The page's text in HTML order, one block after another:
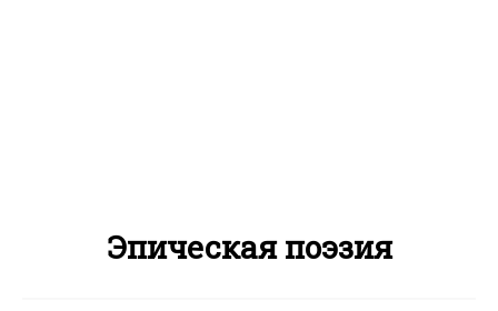
Эпическая поэзия